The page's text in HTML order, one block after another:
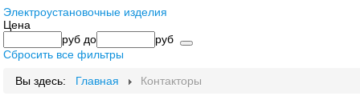
Электроустановочные изделия
Цена
руб до
руб
Сбросить все фильтры
Вы здесь: Главная Контакторы